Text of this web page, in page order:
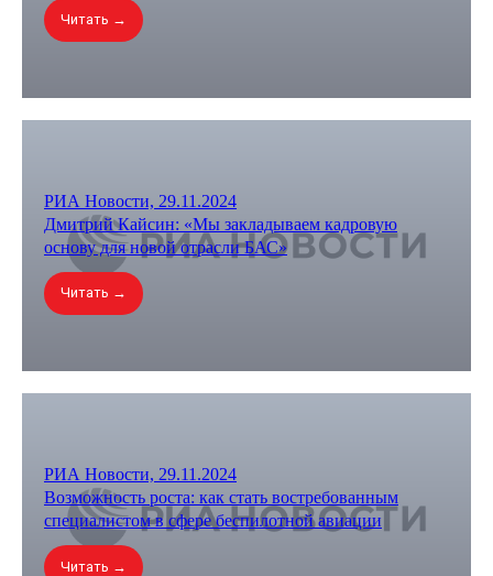
Читать →
РИА Новости, 29.11.2024
Дмитрий Кайсин: «Мы закладываем кадровую
основу для новой отрасли БАС»
Читать →
РИА Новости, 29.11.2024
Возможность роста: как стать востребованным
специалистом в сфере беспилотной авиации
Читать →